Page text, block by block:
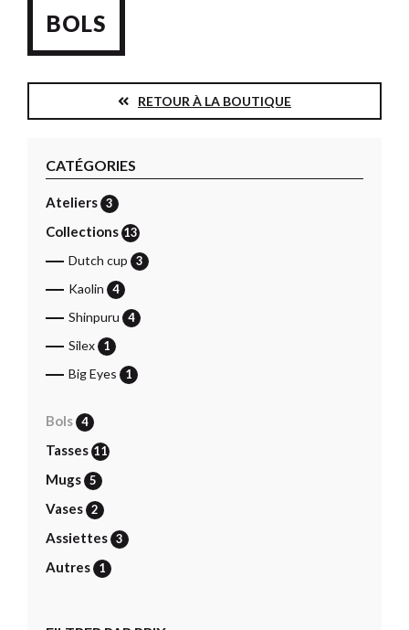
BOLS
RETOUR À LA BOUTIQUE
CATÉGORIES
Ateliers 3
Collections 13
Dutch cup 3
Kaolin 4
Shinpuru 4
Silex 1
Big Eyes 1
Bols 4
Tasses 11
Mugs 5
Vases 2
Assiettes 3
Autres 1